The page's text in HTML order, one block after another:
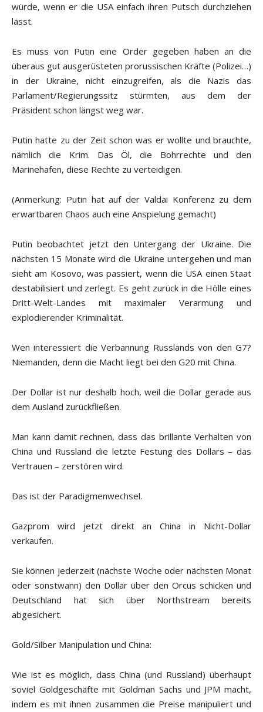
würde, wenn er die USA einfach ihren Putsch durchziehen
lässt.
Es muss von Putin eine Order gegeben haben an die
überaus gut ausgerüsteten prorussischen Kräfte (Polizei…)
in der Ukraine, nicht einzugreifen, als die Nazis das
Parlament/Regierungssitz stürmten, aus dem der
Präsident schon längst weg war.
Putin hatte zu der Zeit schon was er wollte und brauchte,
nämlich die Krim. Das Öl, die Bohrrechte und den
Marinehafen, diese Rechte zu verteidigen.
(Anmerkung: Putin hat auf der Valdai Konferenz zu dem
erwartbaren Chaos auch eine Anspielung gemacht)
Putin beobachtet jetzt den Untergang der Ukraine. Die
nächsten 15 Monate wird die Ukraine untergehen und man
sieht am Kosovo, was passiert, wenn die USA einen Staat
destabilisiert und zerlegt. Es geht zurück in die Hölle eines
Dritt-Welt-Landes mit maximaler Verarmung und
explodierender Kriminalität.
Wen interessiert die Verbannung Russlands von den G7?
Niemanden, denn die Macht liegt bei den G20 mit China.
Der Dollar ist nur deshalb hoch, weil die Dollar gerade aus
dem Ausland zurückfließen.
Man kann damit rechnen, dass das brillante Verhalten von
China und Russland die letzte Festung des Dollars – das
Vertrauen – zerstören wird.
Das ist der Paradigmenwechsel.
Gazprom wird jetzt direkt an China in Nicht-Dollar
verkaufen.
Sie können jederzeit (nächste Woche oder nächsten Monat
oder sonstwann) den Dollar über den Orcus schicken und
Deutschland hat sich über Northstream bereits
abgesichert.
Gold/Silber Manipulation und China:
Wie ist es möglich, dass China (und Russland) überhaupt
soviel Goldgeschäfte mit Goldman Sachs und JPM macht,
indem es mit ihnen zusammen die Preise manipuliert und